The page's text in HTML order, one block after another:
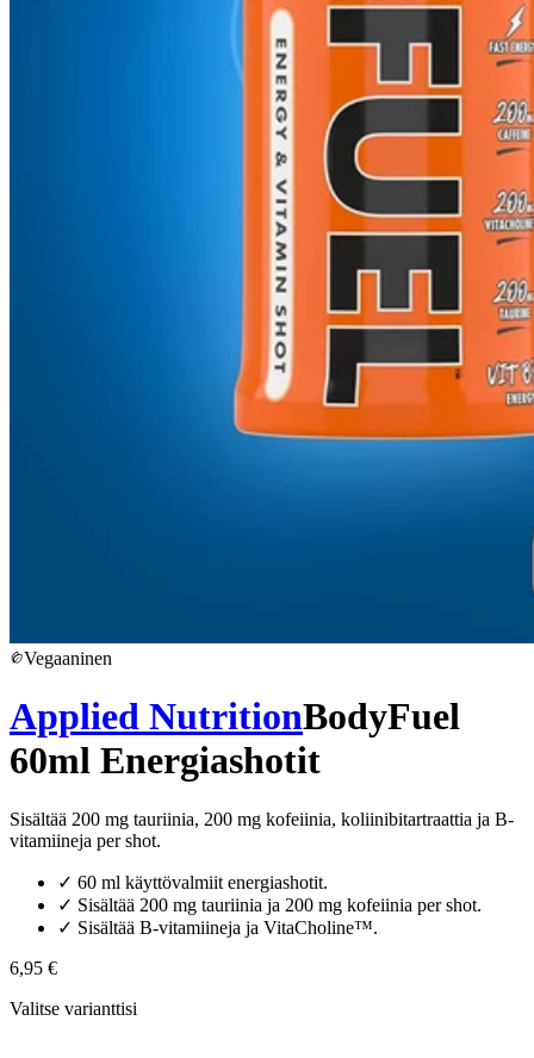
Vegaaninen
Applied NutritionBodyFuel
60ml Energiashotit
Sisältää 200 mg tauriinia, 200 mg kofeiinia, koliinibitartraattia ja B-
vitamiineja per shot.
✓ 60 ml käyttövalmiit energiashotit.
✓ Sisältää 200 mg tauriinia ja 200 mg kofeiinia per shot.
✓ Sisältää B-vitamiineja ja VitaCholine™.
6,95 €
Valitse varianttisi